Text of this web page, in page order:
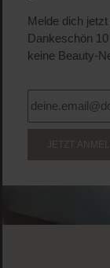
Melde dich
Dankeschön
keine Beauty-
JETZT